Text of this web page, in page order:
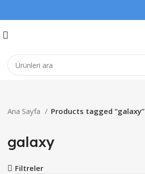
Ana Sayfa Products tagged “galaxy”
galaxy
Filtreler